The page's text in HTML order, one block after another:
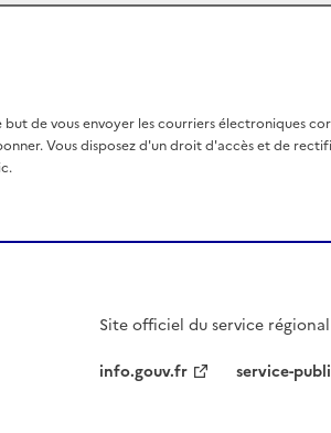
de vous envoyer les courriers électroniques
Vous disposez d'un droit d'accès et de
Site officiel du service
info.gouv.fr
service-